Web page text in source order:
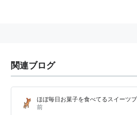
関連ブログ
ほぼ毎日お菓子を食べてるスイーツ
前